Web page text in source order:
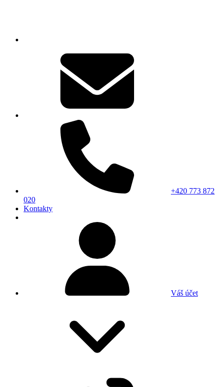
+420 773 872
020
Kontakty
Váš účet